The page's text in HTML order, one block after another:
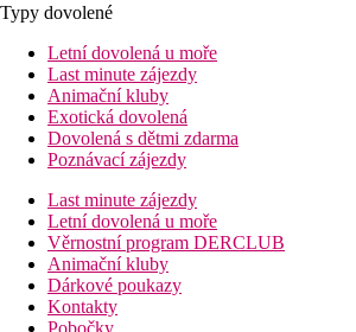
Typy dovolené
Letní dovolená u moře
Last minute zájezdy
Animační kluby
Exotická dovolená
Dovolená s dětmi zdarma
Poznávací zájezdy
Last minute zájezdy
Letní dovolená u moře
Věrnostní program DERCLUB
Animační kluby
Dárkové poukazy
Kontakty
Pobočky